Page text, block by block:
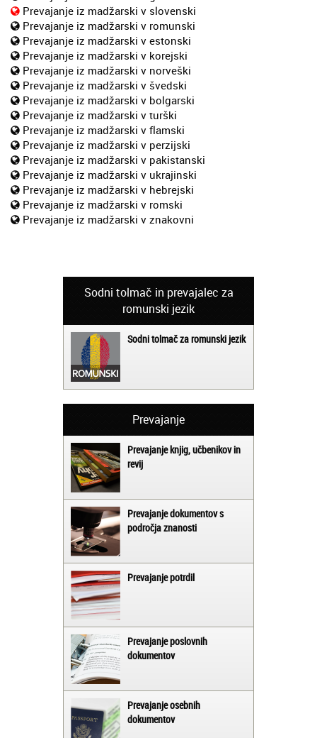
Prevajanje iz madžarski v slovenski
Prevajanje iz madžarski v romunski
Prevajanje iz madžarski v estonski
Prevajanje iz madžarski v korejski
Prevajanje iz madžarski v norveški
Prevajanje iz madžarski v švedski
Prevajanje iz madžarski v bolgarski
Prevajanje iz madžarski v turški
Prevajanje iz madžarski v flamski
Prevajanje iz madžarski v perzijski
Prevajanje iz madžarski v pakistanski
Prevajanje iz madžarski v ukrajinski
Prevajanje iz madžarski v hebrejski
Prevajanje iz madžarski v romski
Prevajanje iz madžarski v znakovni
Sodni tolmač in prevajalec za
romunski jezik
Sodni tolmač za romunski jezik
Prevajanje
Prevajanje knjig, učbenikov in
revij
Prevajanje dokumentov s
področja znanosti
Prevajanje potrdil
Prevajanje poslovnih
dokumentov
Prevajanje osebnih
dokumentov